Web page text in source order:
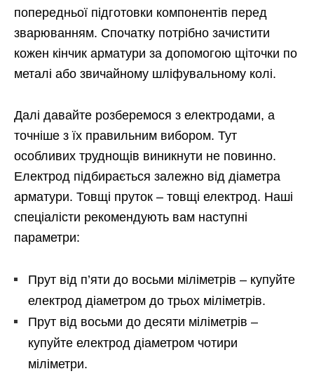
попередньої підготовки компонентів перед
зварюванням. Спочатку потрібно зачистити
кожен кінчик арматури за допомогою щіточки по
металі або звичайному шліфувальному колі.
Далі давайте розберемося з електродами, а
точніше з їх правильним вибором. Тут
особливих труднощів виникнути не повинно.
Електрод підбирається залежно від діаметра
арматури. Товщі пруток – товщі електрод. Наші
спеціалісти рекомендують вам наступні
параметри:
Прут від п’яти до восьми міліметрів – купуйте
електрод діаметром до трьох міліметрів.
Прут від восьми до десяти міліметрів –
купуйте електрод діаметром чотири
міліметри.